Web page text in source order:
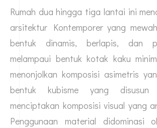
Rumah dua hingga tiga lantai ini
arsitektur Kontemporer yang
bentuk dinamis, berlapis, dan
melampaui bentuk kotak kaku
menonjolkan komposisi asimetris
bentuk kubisme yang disusun
menciptakan komposisi visual yang
Penggunaan material didominasi